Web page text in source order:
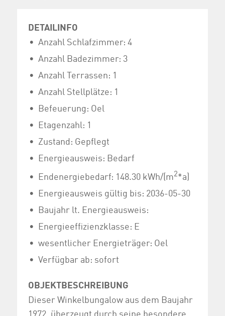
DETAILINFO
Anzahl Schlafzimmer: 4
Anzahl Badezimmer: 3
Anzahl Terrassen: 1
Anzahl Stellplätze: 1
Befeuerung: Oel
Etagenzahl: 1
Zustand: Gepflegt
Energieausweis: Bedarf
Endenergiebedarf: 148.30 kWh/(m2*a)
Energieausweis gültig bis: 2036-05-30
Baujahr lt. Energieausweis:
Energieeffizienzklasse: E
wesentlicher Energieträger: Oel
Verfügbar ab: sofort
OBJEKTBESCHREIBUNG
Dieser Winkelbungalow aus dem Baujahr
1972, überzeugt durch seine besondere